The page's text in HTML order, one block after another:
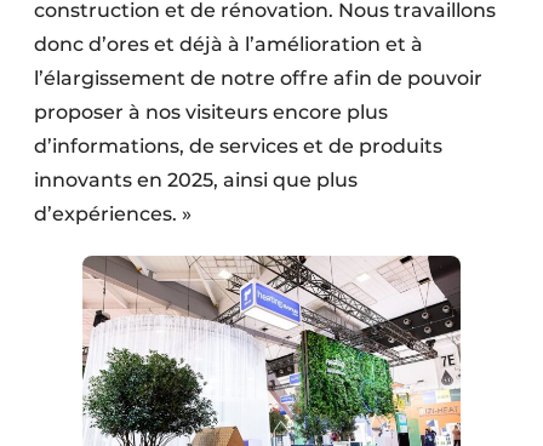
construction et de rénovation. Nous travaillons
donc d’ores et déjà à l’amélioration et à
l’élargissement de notre offre afin de pouvoir
proposer à nos visiteurs encore plus
d’informations, de services et de produits
innovants en 2025, ainsi que plus
d’expériences. »